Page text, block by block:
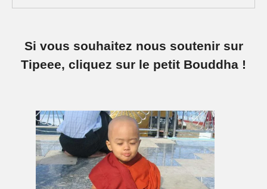
Si vous souhaitez nous soutenir sur
Tipeee, cliquez sur le petit Bouddha !